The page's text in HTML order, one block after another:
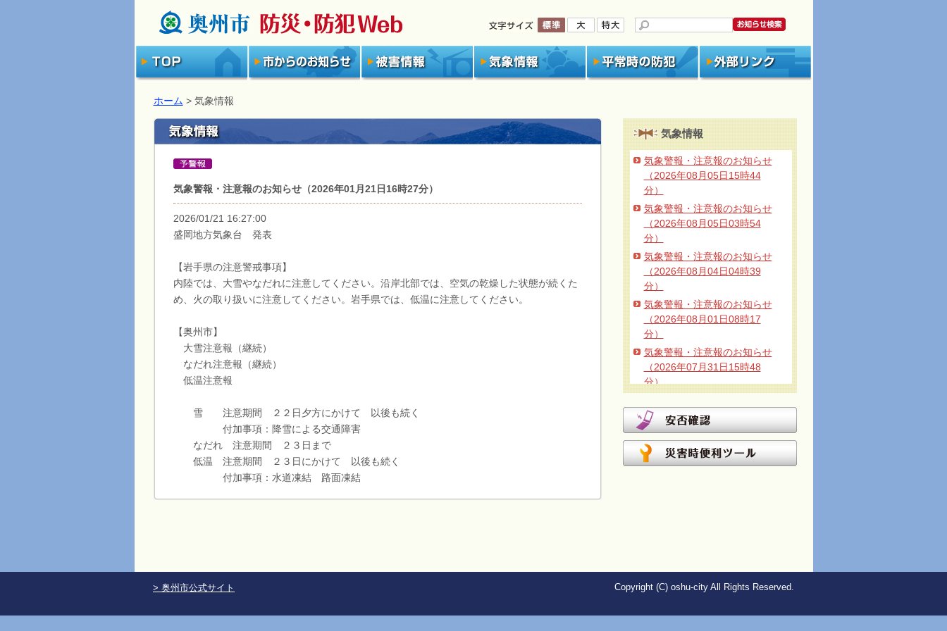
ホーム > 気象情報
気象警報・注意報のお知らせ（2026年01月21日16時27分）
2026/01/21 16:27:00
盛岡地方気象台 発表
【岩手県の注意警戒事項】
内陸では、大雪やなだれに注意してください。沿岸北部では、空気の乾燥した状態が続くた
め、火の取り扱いに注意してください。岩手県では、低温に注意してください。
【奥州市】
大雪注意報（継続）
なだれ注意報（継続）
低温注意報
雪 注意期間 ２２日夕方にかけて 以後も続く
付加事項：降雪による交通障害
なだれ 注意期間 ２３日まで
低温 注意期間 ２３日にかけて 以後も続く
付加事項：水道凍結 路面凍結
気象情報
気象警報・注意報のお知らせ
（2026年08月05日15時44
分）
気象警報・注意報のお知らせ
（2026年08月05日03時54
分）
気象警報・注意報のお知らせ
（2026年08月04日04時39
分）
気象警報・注意報のお知らせ
（2026年08月01日08時17
分）
気象警報・注意報のお知らせ
（2026年07月31日15時48
分）
（2026年07月30日20時37
分）
気象警報・注意報のお知らせ
（2026年07月29日04時15
分）
気象警報・注意報のお知らせ
> 奥州市公式サイト Copyright (C) oshu-city All Rights Reserved.